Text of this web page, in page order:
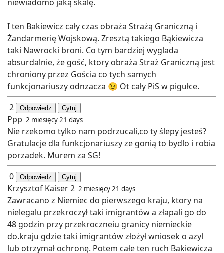
niewiadomo jaką skalę.
I ten Bakiewicz cały czas obraża Strażą Graniczną i
Żandarmerię Wojskową. Zresztą takiego Bąkiewicza
taki Nawrocki broni. Co tym bardziej wyglada
absurdalnie, że gość, ktory obraża Straż Graniczną jest
chroniony przez Gościa co tych samych
funkcjonariuszy odnzacza 😉 Ot cały PiS w pigułce.
2
Odpowiedz Cytuj
Ppp 2 miesięcy 21 days
Nie rzekomo tylko nam podrzucali,co ty ślepy jesteś?
Gratulacje dla funkcjonariuszy ze gonią to bydlo i robia
porzadek. Murem za SG!
0
Odpowiedz Cytuj
Krzysztof Kaiser 2 2 miesięcy 21 days
Zawracano z Niemiec do pierwszego kraju, ktory na
nielegalu przekroczył taki imigrantów a złapali go do
48 godzin przy przekroczneiu granicy niemieckie
do.kraju gdzie taki imigrantów złożył wniosek o azyl
lub otrzymał ochronę. Potem całe ten ruch Bakiewicza